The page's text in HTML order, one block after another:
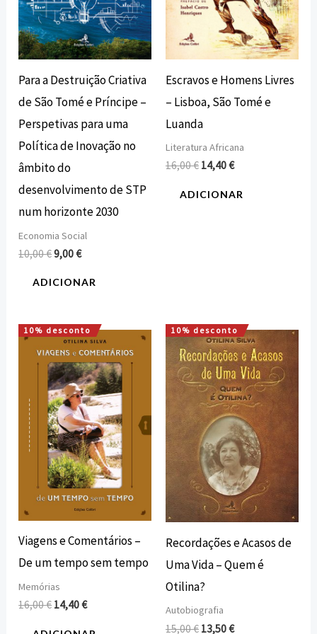
Para a Destruição Criativa
de São Tomé e Príncipe –
Perspetivas para uma
Política de Inovação no
âmbito do
desenvolvimento de STP
num horizonte 2030
Economia Social
10,00€9,00€
ADICIONAR
Escravos e Homens Livres
– Lisboa, São Tomé e
Luanda
Literatura Africana
16,00€ 14,40€
ADICIONAR
10% desconto
Viagens e Comentários –
De um tempo sem tempo
Memórias
16,00€
O
preço
original
era:
16,00 €.
14,40€
O
preço
atual
é:
14,40 €.
10% desconto
Recordações e Acasos de
Uma Vida – Quem é
Otilina?
Autobiografia
15,00€
O
preço
original
era:
15,00 €.
13,50€
O
preço
atual
é:
13,50 €.